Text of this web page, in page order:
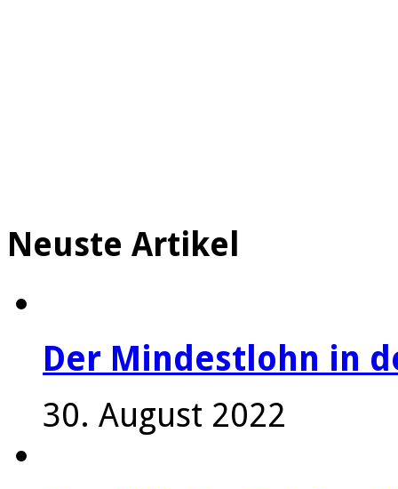
Neuste Artikel
Der Mindestlohn in
30. August 2022